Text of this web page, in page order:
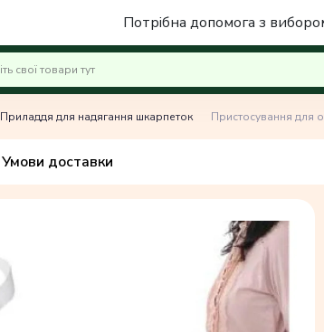
Потрібна допомога з
Приладдя для надягання шкарпеток Пристосування для
Умови доставки